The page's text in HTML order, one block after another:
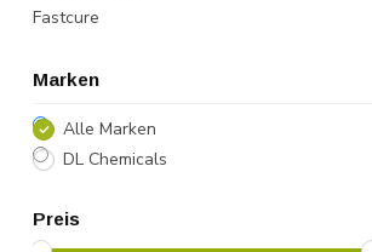
Fastcure
Marken
Alle Marken
DL Chemicals
Preis